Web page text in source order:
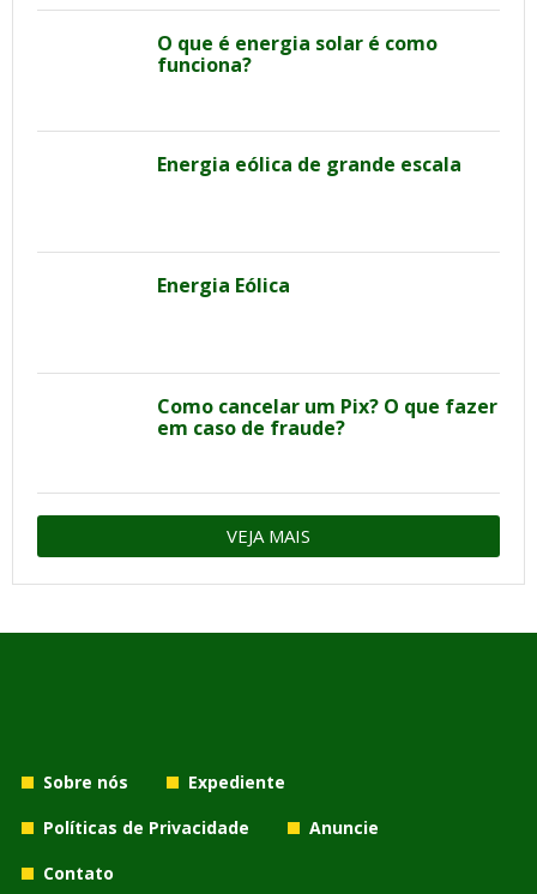
O que é energia solar é como
funciona?
Energia eólica de grande escala
Energia Eólica
Como cancelar um Pix? O que fazer
em caso de fraude?
VEJA MAIS
Sobre nós
Expediente
Políticas de Privacidade
Anuncie
Contato